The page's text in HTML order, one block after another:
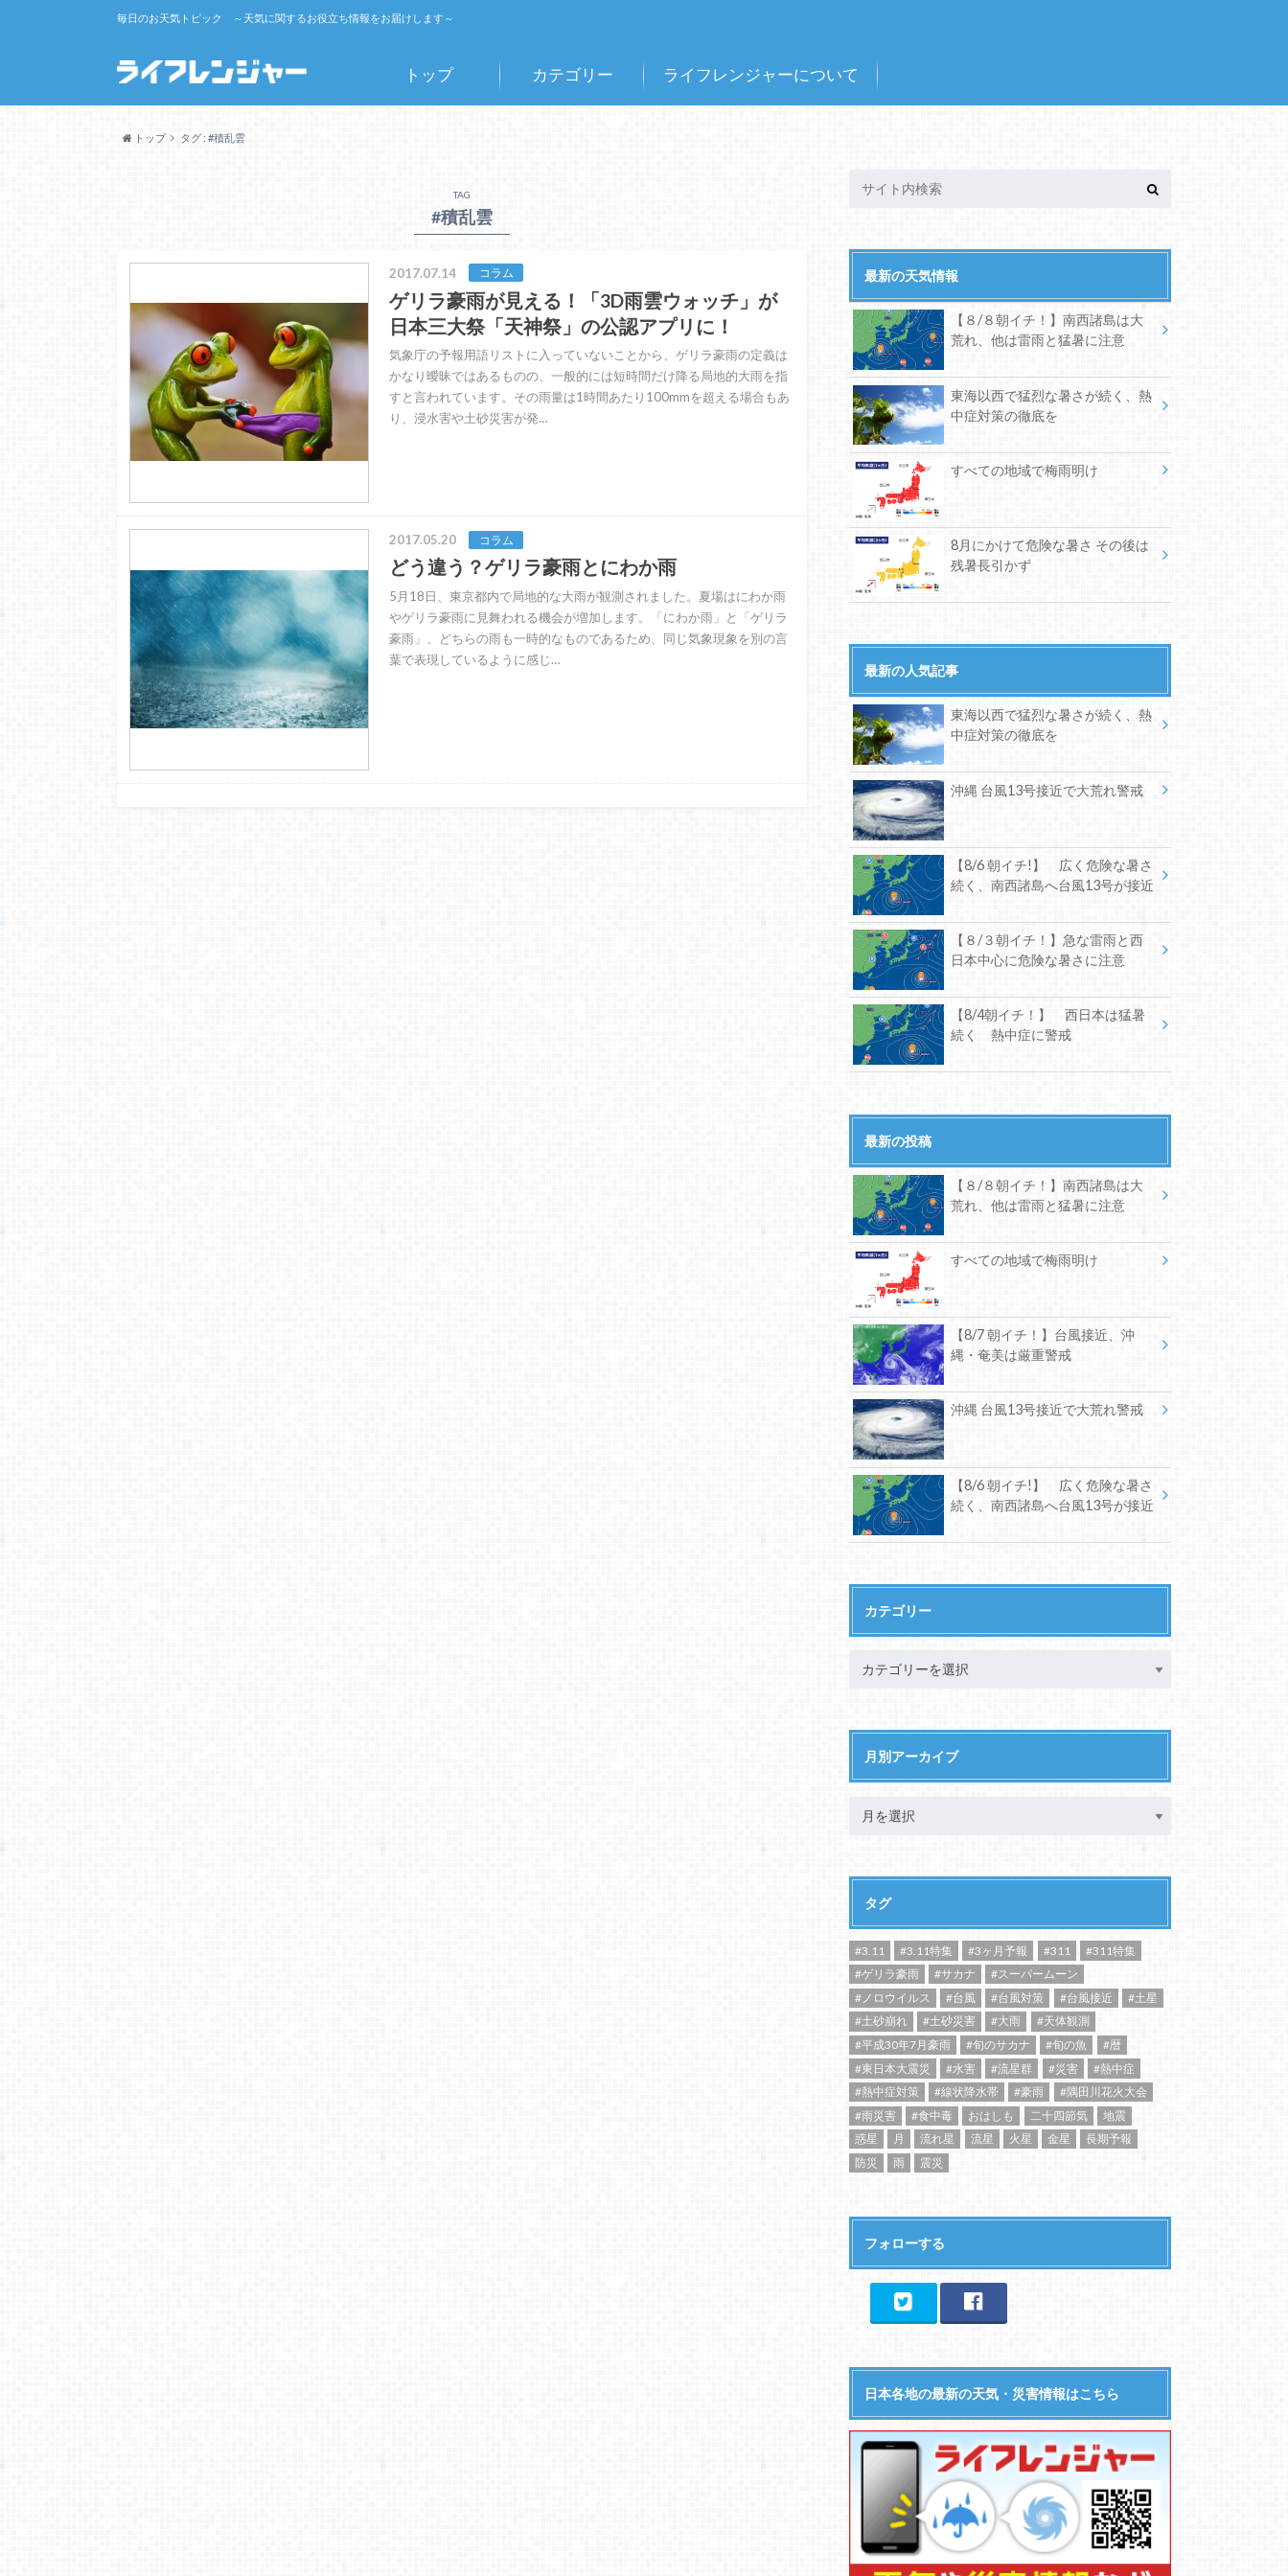
毎日のお天気トピック ～天気に関するお役立ち情報をお届けします～
トップ カテゴリー ライフレンジャーについて
トップ タグ : #積乱雲
TAG
#積乱雲
2017.07.14 コラム
ゲリラ豪雨が見える！「3D雨雲ウォッチ」が
日本三大祭「天神祭」の公認アプリに！
気象庁の予報用語リストに入っていないことから、ゲリラ豪雨の定義は
かなり曖昧ではあるものの、一般的には短時間だけ降る局地的大雨を指
すと言われています。その雨量は1時間あたり100mmを超える場合もあ
り、浸水害や土砂災害が発…
2017.05.20 コラム
どう違う？ゲリラ豪雨とにわか雨
5月18日、東京都内で局地的な大雨が観測されました。夏場はにわか雨
やゲリラ豪雨に見舞われる機会が増加します。「にわか雨」と「ゲリラ
豪雨」、どちらの雨も一時的なものであるため、同じ気象現象を別の言
葉で表現しているように感じ…
最新の天気情報
【８/８朝イチ！】南西諸島は大
荒れ、他は雷雨と猛暑に注意
東海以西で猛烈な暑さが続く、熱
中症対策の徹底を
すべての地域で梅雨明け
8月にかけて危険な暑さ その後は
残暑長引かず
最新の人気記事
東海以西で猛烈な暑さが続く、熱
中症対策の徹底を
沖縄 台風13号接近で大荒れ警戒
【8/6 朝イチ!】 広く危険な暑さ
続く、南西諸島へ台風13号が接近
【８/３朝イチ！】急な雷雨と西
日本中心に危険な暑さに注意
【8/4朝イチ！】 西日本は猛暑
続く 熱中症に警戒
最新の投稿
【８/８朝イチ！】南西諸島は大
荒れ、他は雷雨と猛暑に注意
すべての地域で梅雨明け
【8/7 朝イチ！】台風接近、沖
縄・奄美は厳重警戒
沖縄 台風13号接近で大荒れ警戒
【8/6 朝イチ!】 広く危険な暑さ
続く、南西諸島へ台風13号が接近
カテゴリー
月別アーカイブ
タグ
#3.11 #3.11特集 #3ヶ月予報 #311
#311特集
#ゲリラ豪雨
#サカナ
#スーパームーン
#ノロウイルス
#台風 #台風対策 #台風接近
#土星
#土砂崩れ
#土砂災害 #大雨
#天体観測
#平成30年7月豪雨
#旬のサカナ #旬の魚
#暦
#東日本大震災
#水害 #流星群 #災害
#熱中症
#熱中症対策
#線状降水帯 #豪雨
#隅田川花火大会
#雨災害
#食中毒 おはしも 二十四節気
地震
惑星
月 流れ星 流星 火星 金星
長期予報
防災
雨 震災
フォローする
日本各地の最新の天気・災害情報はこちら